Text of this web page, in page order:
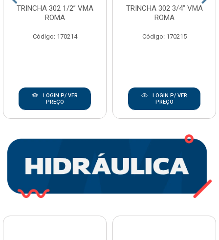
TRINCHA 302 1/2” VMA
ROMA
Código: 170214
LOGIN P/ VER
PREÇO
TRINCHA 302 3/4” VMA
ROMA
Código: 170215
LOGIN P/ VER
PREÇO